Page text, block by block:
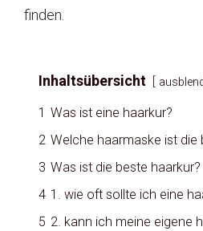
finden.
Inhaltsübersicht
1 Was ist eine haarkur?
2 Welche haarmaske ist die
3 Was ist die beste haarkur?
4 1. wie oft sollte ich eine
5 2. kann ich meine eigene